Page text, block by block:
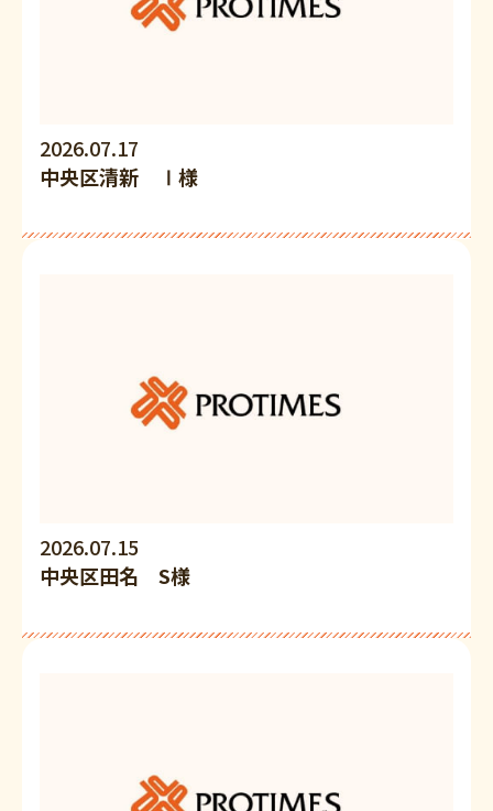
2026.07.17
中央区清新 Ⅰ様
2026.07.15
中央区田名 S様